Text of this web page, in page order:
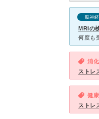
脳神
MRIの
消
ストレ
健
ストレ